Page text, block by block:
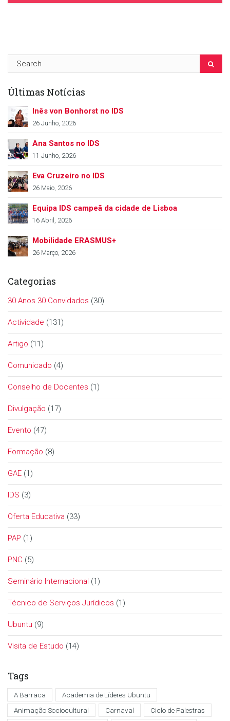
Últimas Notícias
Inês von Bonhorst no IDS
26 Junho, 2026
Ana Santos no IDS
11 Junho, 2026
Eva Cruzeiro no IDS
26 Maio, 2026
Equipa IDS campeã da cidade de Lisboa
16 Abril, 2026
Mobilidade ERASMUS+
26 Março, 2026
Categorias
30 Anos 30 Convidados (30)
Actividade (131)
Artigo (11)
Comunicado (4)
Conselho de Docentes (1)
Divulgação (17)
Evento (47)
Formação (8)
GAE (1)
IDS (3)
Oferta Educativa (33)
PAP (1)
PNC (5)
Seminário Internacional (1)
Técnico de Serviços Jurídicos (1)
Ubuntu (9)
Visita de Estudo (14)
Tags
A Barraca
Academia de Líderes Ubuntu
Animação Sociocultural
Carnaval
Ciclo de Palestras